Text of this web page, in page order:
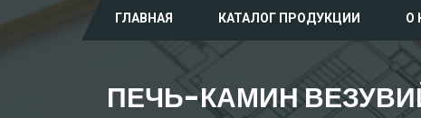
ГЛАВНАЯ КАТАЛОГ ПРОДУКЦИИ О
ПЕЧЬ-КАМИН